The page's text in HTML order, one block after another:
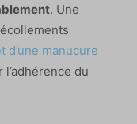
. Une
d’une manucure
du